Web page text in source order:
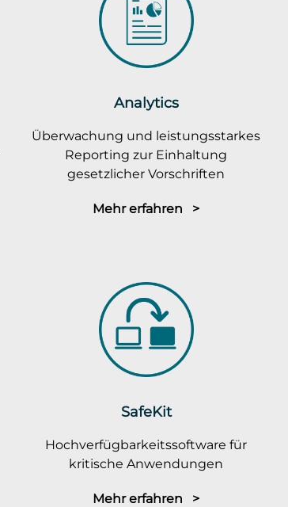
Analytics
Überwachung und leistungsstarkes
Reporting zur Einhaltung
gesetzlicher Vorschriften
Mehr erfahren >
SafeKit
Hochverfügbarkeitssoftware für
kritische Anwendungen
Mehr erfahren >